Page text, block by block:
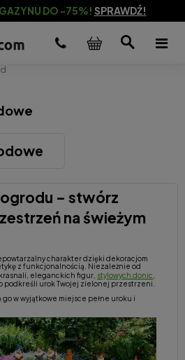
DO -75%! SPRAWDŹ!
– stwórz
na świeżym
charakter dzięki dekoracjom
z funkcjonalnością. Niezależnie od
eleganckich figur, stylowych donic
podkreśli urok Twojej zielonej przestrzeni.
go w wyjątkowe miejsce pełne uroku i